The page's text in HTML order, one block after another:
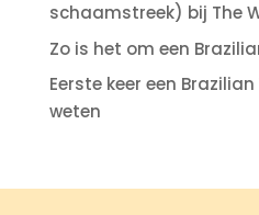
schaamstreek) bij The
Zo is het om een
Eerste keer een
weten